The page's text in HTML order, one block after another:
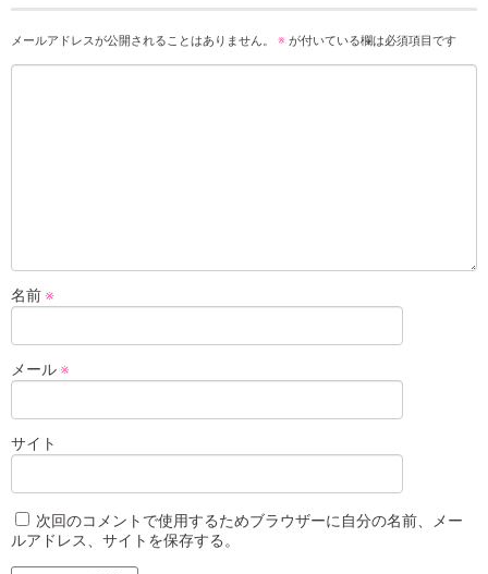
メールアドレスが公開されることはありません。 ※ が付いている欄は必須項目です
名前 ※
メール ※
サイト
次回のコメントで使用するためブラウザーに自分の名前、メー
ルアドレス、サイトを保存する。